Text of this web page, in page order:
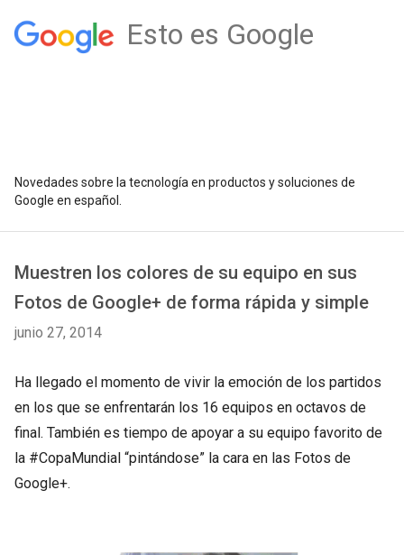
Esto es Google
Novedades sobre la tecnología en productos y soluciones de
Google en español.
Muestren los colores de su equipo en sus
Fotos de Google+ de forma rápida y simple
junio 27, 2014
Ha llegado el momento de vivir la emoción de los partidos
en los que se enfrentarán los 16 equipos en octavos de
final. También es tiempo de apoyar a su equipo favorito de
la #CopaMundial “pintándose” la cara en las Fotos de
Google+.